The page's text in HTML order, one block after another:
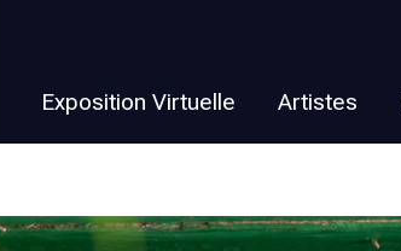
Exposition Virtuelle Artistes